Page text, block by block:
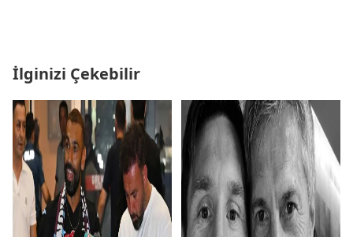
İlginizi Çekebilir